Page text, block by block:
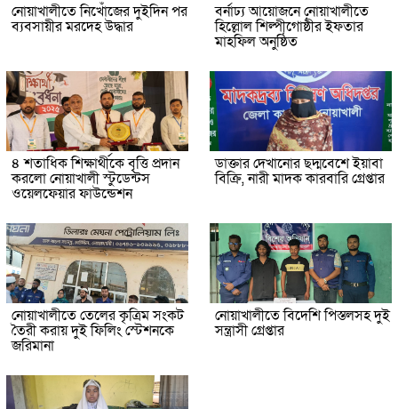
নোয়াখালীতে নিখোঁজের দুইদিন পর
ব্যবসায়ীর মরদেহ উদ্ধার
বর্নাঢ্য আয়োজনে নোয়াখালীতে
হিল্লোল শিল্পীগোষ্ঠীর ইফতার
মাহফিল অনুষ্ঠিত
৪ শতাধিক শিক্ষার্থীকে বৃত্তি প্রদান
করলো নোয়াখালী স্টুডেন্টস
ওয়েলফেয়ার ফাউন্ডেশন
ডাক্তার দেখানোর ছদ্মবেশে ইয়াবা
বিক্রি, নারী মাদক কারবারি গ্রেপ্তার
নোয়াখালীতে তেলের কৃত্রিম সংকট
তৈরী করায় দুই ফিলিং স্টেশনকে
জরিমানা
নোয়াখালীতে বিদেশি পিস্তলসহ দুই
সন্ত্রাসী গ্রেপ্তার